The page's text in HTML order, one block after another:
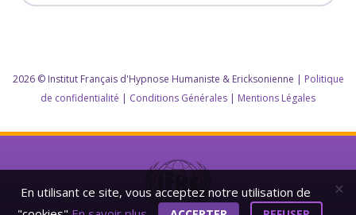
2026 © Institut Français d'Hypnose Humaniste & Ericksonienne | Politique
de confidentialité | Conditions Générales | Mentions Légales
×
En utilisant ce site, vous acceptez notre utilisation de